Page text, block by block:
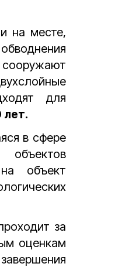
на месте,
для
лет.
в сфере
объект
за
оценкам